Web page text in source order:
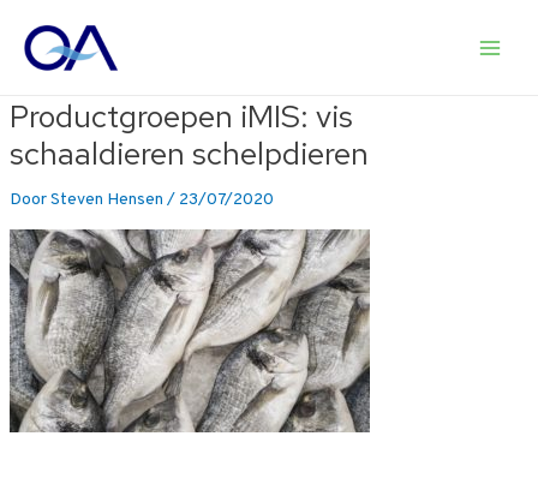
naar
Productgroepen iMIS: vis
schaaldieren schelpdieren
DoorSteven Hensen / 23/07/2020